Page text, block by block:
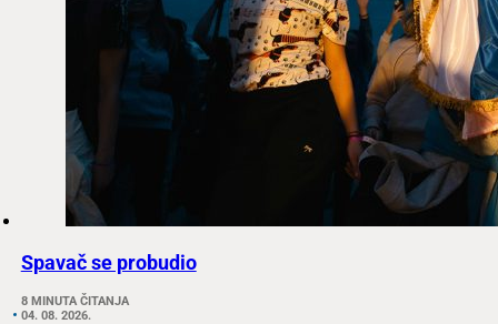
Spavač se probudio
8 MINUTA ČITANJA
04. 08. 2026.